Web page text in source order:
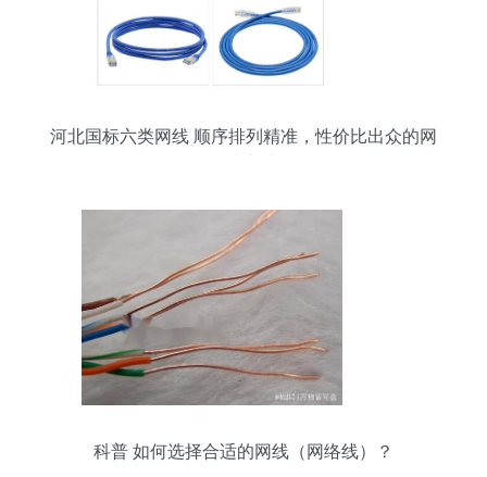
河北国标六类网线 顺序排列精准，性价比出众的网
科普 如何选择合适的网线（网络线）？